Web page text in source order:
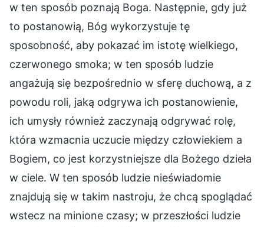
w ten sposób poznają Boga. Następnie, gdy już
to postanowią, Bóg wykorzystuje tę
sposobność, aby pokazać im istotę wielkiego,
czerwonego smoka; w ten sposób ludzie
angażują się bezpośrednio w sferę duchową, a z
powodu roli, jaką odgrywa ich postanowienie,
ich umysły również zaczynają odgrywać rolę,
która wzmacnia uczucie między człowiekiem a
Bogiem, co jest korzystniejsze dla Bożego dzieła
w ciele. W ten sposób ludzie nieświadomie
znajdują się w takim nastroju, że chcą spoglądać
wstecz na minione czasy; w przeszłości ludzie